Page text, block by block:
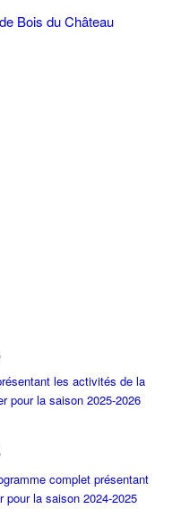
Bois du Château
les activités de la
pour la saison 2025-2026
complet présentant
la saison 2024-2025